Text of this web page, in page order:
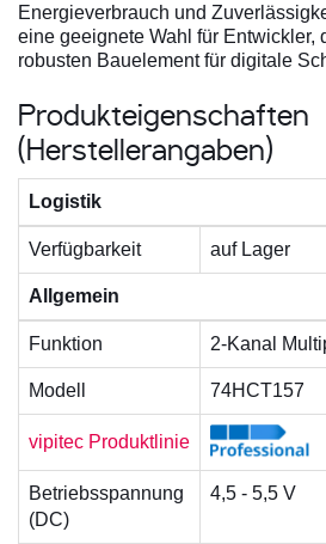
Energieverbrauch und
eine geeignete Wahl für Entwickler,
robusten Bauelement für digitale
Produkteigenschaften
(Herstellerangaben)
Logistik
Verfügbarkeit auf Lager
Allgemein
Funktion 2-Kanal
Modell 74HCT157
vipitec Produktlinie
Betriebsspannung
(DC)
4,5 - 5,5 V